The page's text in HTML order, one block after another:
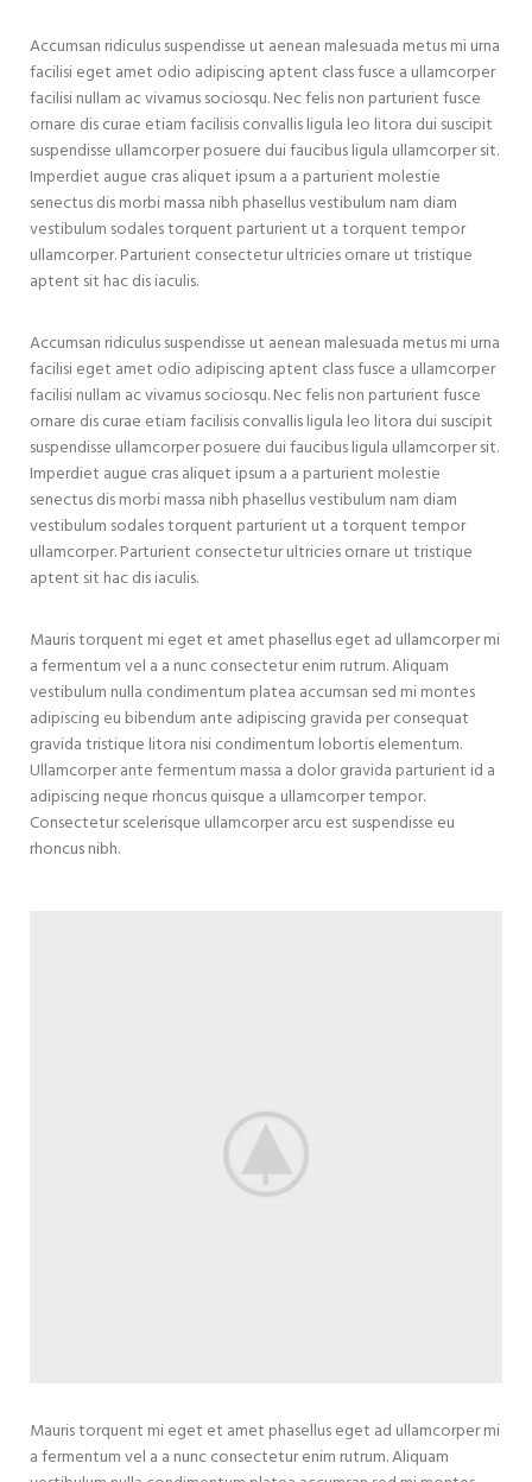
Accumsan ridiculus suspendisse ut aenean malesuada metus mi urna
facilisi eget amet odio adipiscing aptent class fusce a ullamcorper
facilisi nullam ac vivamus sociosqu. Nec felis non parturient fusce
ornare dis curae etiam facilisis convallis ligula leo litora dui suscipit
suspendisse ullamcorper posuere dui faucibus ligula ullamcorper sit.
Imperdiet augue cras aliquet ipsum a a parturient molestie
senectus dis morbi massa nibh phasellus vestibulum nam diam
vestibulum sodales torquent parturient ut a torquent tempor
ullamcorper. Parturient consectetur ultricies ornare ut tristique
aptent sit hac dis iaculis.
Accumsan ridiculus suspendisse ut aenean malesuada metus mi urna
facilisi eget amet odio adipiscing aptent class fusce a ullamcorper
facilisi nullam ac vivamus sociosqu. Nec felis non parturient fusce
ornare dis curae etiam facilisis convallis ligula leo litora dui suscipit
suspendisse ullamcorper posuere dui faucibus ligula ullamcorper sit.
Imperdiet augue cras aliquet ipsum a a parturient molestie
senectus dis morbi massa nibh phasellus vestibulum nam diam
vestibulum sodales torquent parturient ut a torquent tempor
ullamcorper. Parturient consectetur ultricies ornare ut tristique
aptent sit hac dis iaculis.
Mauris torquent mi eget et amet phasellus eget ad ullamcorper mi
a fermentum vel a a nunc consectetur enim rutrum. Aliquam
vestibulum nulla condimentum platea accumsan sed mi montes
adipiscing eu bibendum ante adipiscing gravida per consequat
gravida tristique litora nisi condimentum lobortis elementum.
Ullamcorper ante fermentum massa a dolor gravida parturient id a
adipiscing neque rhoncus quisque a ullamcorper tempor.
Consectetur scelerisque ullamcorper arcu est suspendisse eu
rhoncus nibh.
Mauris torquent mi eget et amet phasellus eget ad ullamcorper mi
a fermentum vel a a nunc consectetur enim rutrum. Aliquam